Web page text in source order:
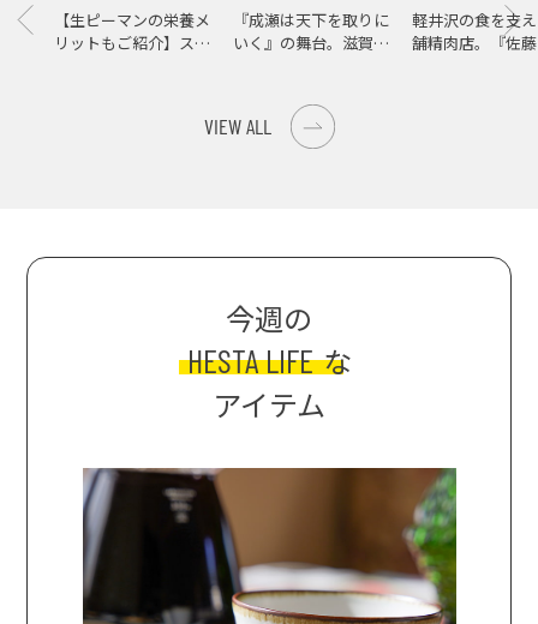
【生ピーマンの栄養メ
リットもご紹介】スパ
『成瀬は天下を取りに
いく』の舞台。滋賀県
軽井沢の食を支
舗精肉店。『佐
VIEW ALL
今週の
HESTA LIFE な
アイテム